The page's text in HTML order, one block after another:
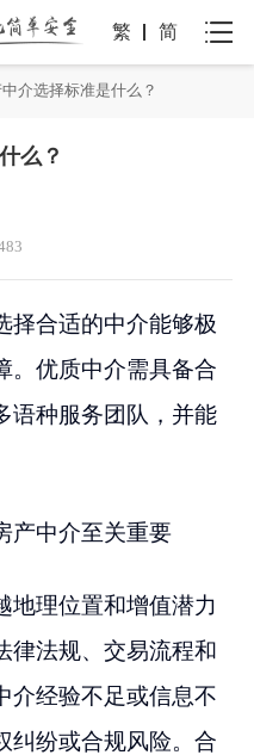
繁 简
介选择标准是什么？
么？
择合适的中介能够极
。优质中介需具备合
语种服务团队，并能
产中介至关重要
地理位置和增值潜力
律法规、交易流程和
介经验不足或信息不
纠纷或合规风险。合